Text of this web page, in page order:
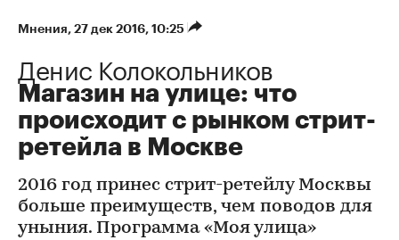
Мнения⁠, 27 дек 2016, 10:25
Денис Колокольников
Магазин на улице: что
происходит с рынком стрит-
ретейла в Москве
2016 год принес стрит-ретейлу Москвы
больше преимуществ, чем поводов для
уныния. Программа «Моя улица»